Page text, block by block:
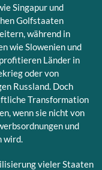
Singapur und
Golfstaaten
während in
wie Slowenien und
Länder in
oder von
Russland. Doch
Transformation
wenn sie nicht von
und
wird.
vieler Staaten